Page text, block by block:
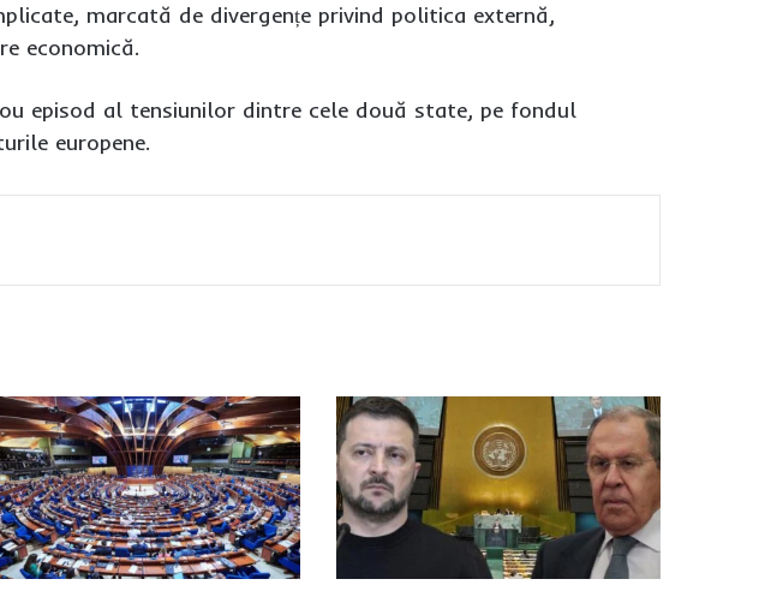
marcată de divergențe privind politica externă,
economică.
episod al tensiunilor dintre cele două state, pe fondul
europene.